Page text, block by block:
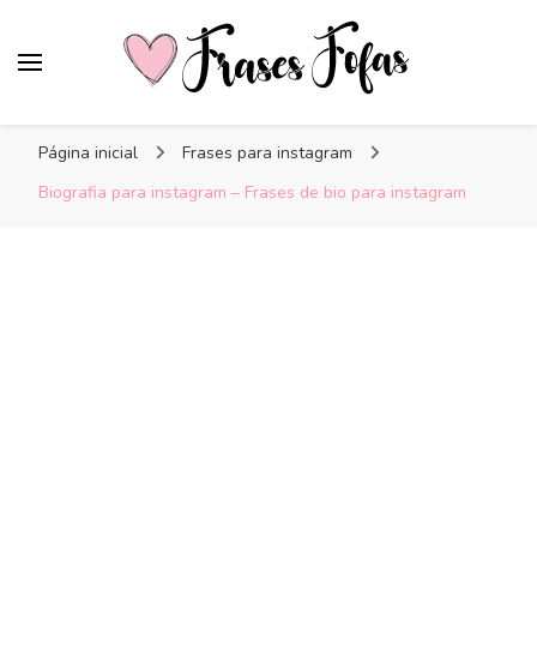
Página inicial
Frases para instagram
Biografia para instagram – Frases de bio para instagram